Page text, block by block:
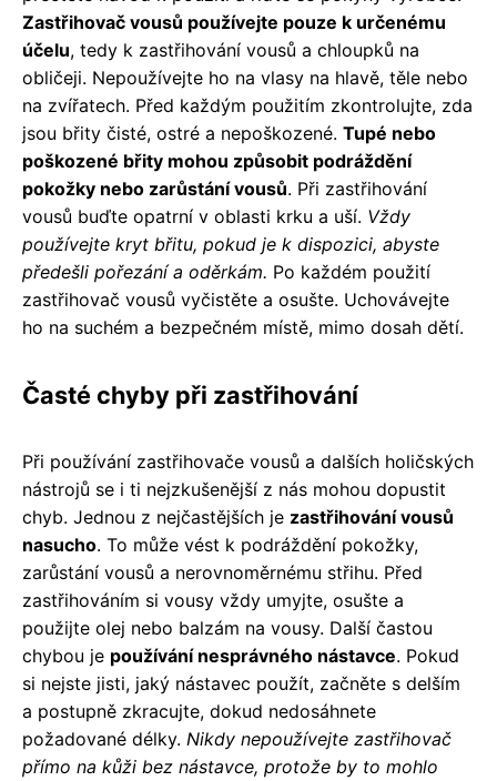
Zastřihovač vousů používejte pouze k určenému
účelu, tedy k zastřihování vousů a chloupků na
obličeji. Nepoužívejte ho na vlasy na hlavě, těle nebo
na zvířatech. Před každým použitím zkontrolujte, zda
jsou břity čisté, ostré a nepoškozené. Tupé nebo
poškozené břity mohou způsobit podráždění
pokožky nebo zarůstání vousů. Při zastřihování
vousů buďte opatrní v oblasti krku a uší. Vždy
používejte kryt břitu, pokud je k dispozici, abyste
předešli pořezání a oděrkám. Po každém použití
zastřihovač vousů vyčistěte a osušte. Uchovávejte
ho na suchém a bezpečném místě, mimo dosah dětí.
Časté chyby při zastřihování
Při používání zastřihovače vousů a dalších holičských
nástrojů se i ti nejzkušenější z nás mohou dopustit
chyb. Jednou z nejčastějších je zastřihování vousů
nasucho. To může vést k podráždění pokožky,
zarůstání vousů a nerovnoměrnému střihu. Před
zastřihováním si vousy vždy umyjte, osušte a
použijte olej nebo balzám na vousy. Další častou
chybou je používání nesprávného nástavce. Pokud
si nejste jisti, jaký nástavec použít, začněte s delším
a postupně zkracujte, dokud nedosáhnete
požadované délky. Nikdy nepoužívejte zastřihovač
přímo na kůži bez nástavce, protože by to mohlo